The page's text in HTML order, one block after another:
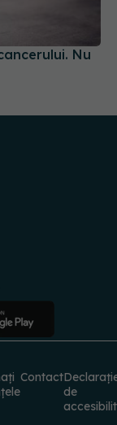
drepturile rezervate